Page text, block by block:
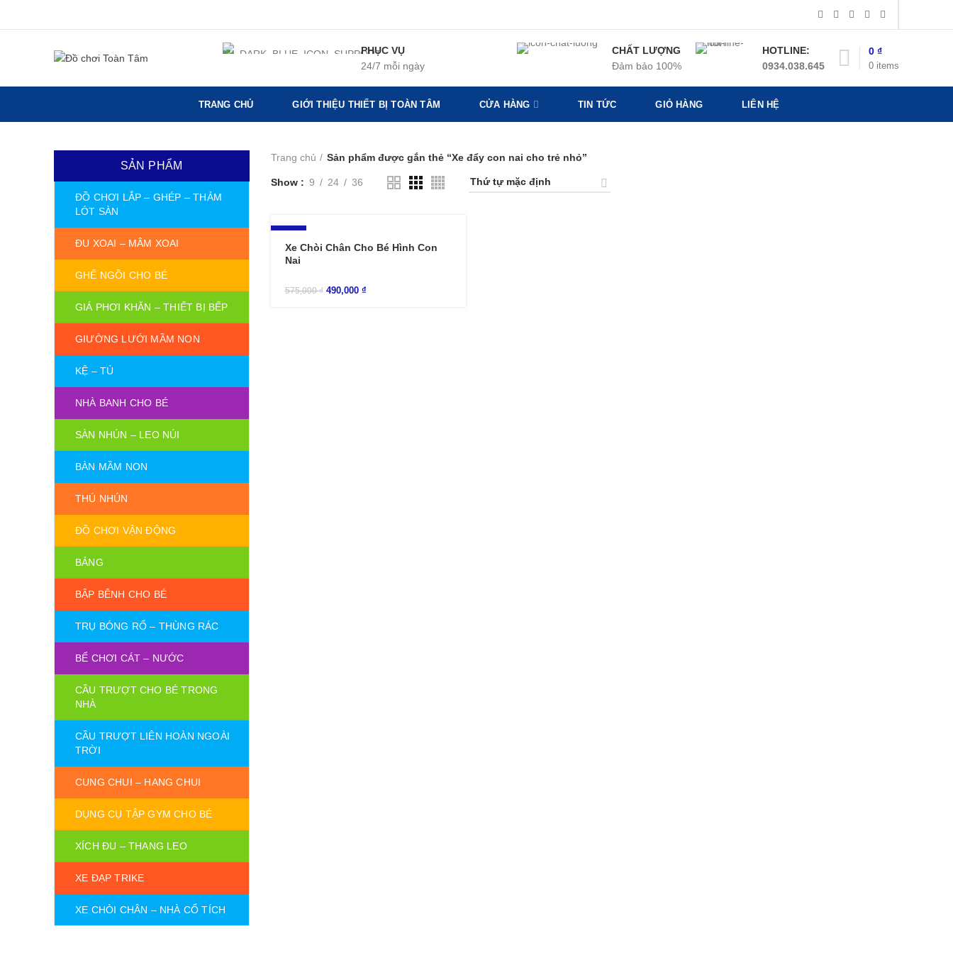
PHỤC VỤ
24/7 mỗi ngày
CHẤT LƯỢNG
Đảm bảo 100%
HOTLINE:
0934.038.645
0 items
0 ₫
TRANG CHỦ GIỚI THIỆU THIẾT BỊ TOÀN TÂM CỬA HÀNG TIN TỨC GIỎ HÀNG LIÊN HỆ
Trang chủ Sản phẩm được gắn thẻ “Xe đẩy con nai cho trẻ nhỏ”
Show 9 24 36
Xe Chòi Chân Cho Bé Hình Con
Nai
575,000₫ 490,000 ₫
SẢN PHẨM
ĐỒ CHƠI LẮP – GHÉP – THẢM
LÓT SÀN
ĐU XOAI – MÂM XOAI
GHẾ NGỒI CHO BÉ
GIÁ PHƠI KHĂN – THIẾT BỊ BẾP
GIƯỜNG LƯỚI MẦM NON
KỆ – TỦ
NHÀ BANH CHO BÉ
SÀN NHÚN – LEO NÚI
BÀN MẦM NON
THÚ NHÚN
ĐỒ CHƠI VẬN ĐỘNG
BẢNG
BẬP BÊNH CHO BÉ
TRỤ BÓNG RỔ – THÙNG RÁC
BỂ CHƠI CÁT – NƯỚC
CẦU TRƯỢT CHO BÉ TRONG
NHÀ
CẦU TRƯỢT LIÊN HOÀN NGOÀI
TRỜI
CUNG CHUI – HANG CHUI
DỤNG CỤ TẬP GYM CHO BÉ
XÍCH ĐU – THANG LEO
XE ĐẠP TRIKE
XE CHÒI CHÂN – NHÀ CỔ TÍCH